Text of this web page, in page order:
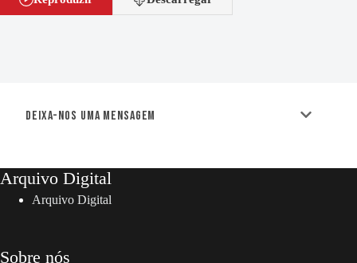
Deixa-nos uma mensagem
Arquivo Digital
Arquivo Digital
Sobre nós